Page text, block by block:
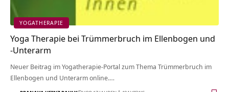
YOGATHERAPIE
Yoga Therapie bei Trümmerbruch im Ellenbogen und
-Unterarm
Neuer Beitrag im Yogatherapie-Portal zum Thema Trümmerbruch im
Ellenbogen und Unterarm online.…